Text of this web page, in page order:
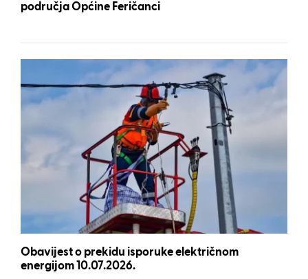
područja Općine Feričanci
Obavijest o prekidu isporuke električnom
energijom 10.07.2026.